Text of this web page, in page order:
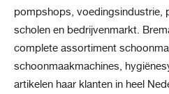
pompshops, voedingsindustrie,
scholen en bedrijvenmarkt.
complete assortiment
schoonmaakmachines,
artikelen haar klanten in heel